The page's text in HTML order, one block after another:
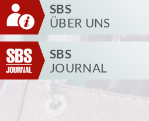
SBS
ÜBER UNS
SBS
JOURNAL